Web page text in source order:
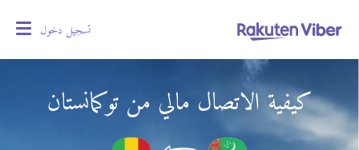
تسجيل دخول
كيفية الاتصال مالي من توكمانستان